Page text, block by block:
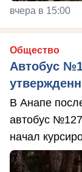
вчера в 15:00
Общество
Автобус
В Анапе
автобус
начал